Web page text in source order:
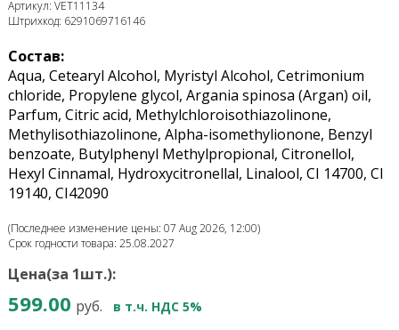
Артикул: VET11134
Штрихкод: 6291069716146
Состав:
Aqua, Cetearyl Alcohol, Myristyl Alcohol, Cetrimonium
chloride, Propylene glycol, Argania spinosa (Argan) oil,
Parfum, Citric acid, Methylchloroisothiazolinone,
Methylisothiazolinone, Alpha-isomethylionone, Benzyl
benzoate, Butylphenyl Methylpropional, Citronellol,
Hexyl Cinnamal, Hydroxycitronellal, Linalool, CI 14700, CI
19140, CI42090
(Последнее изменение цены: 07 Aug 2026, 12:00)
Срок годности товара: 25.08.2027
Цена(за 1шт.):
599.00 руб. в т.ч. НДС 5%